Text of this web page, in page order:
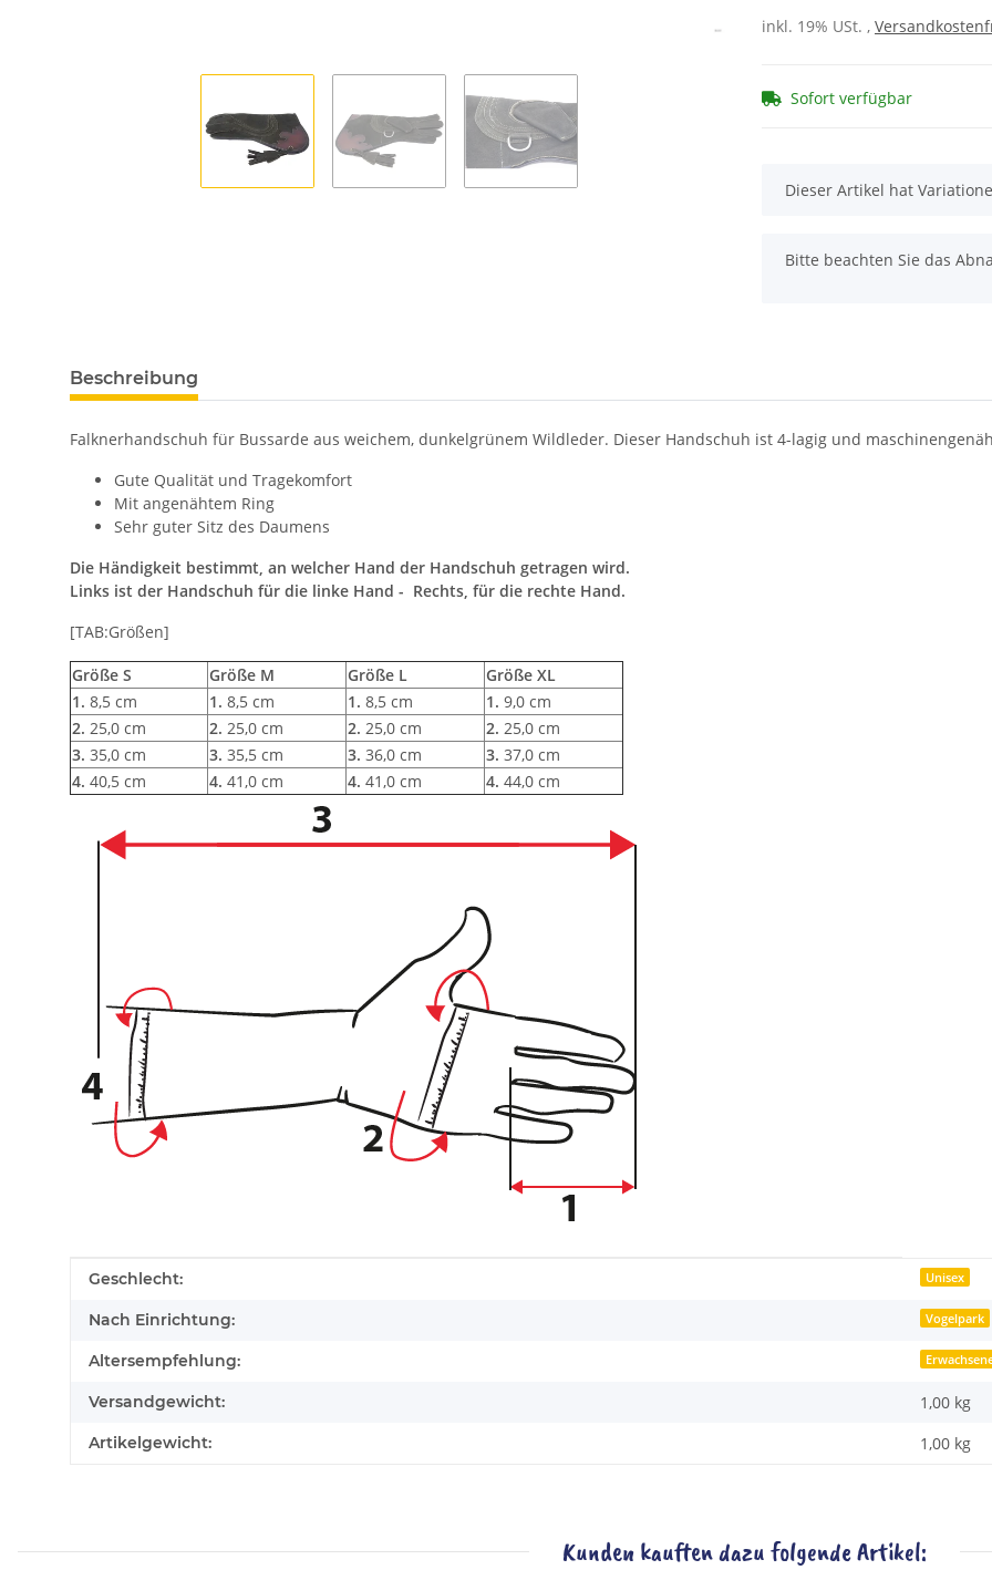
inkl. 19% USt. ,
Sofort verfügbar
x
Dieser Artikel hat
x
Bitte beachten Sie das
Beschreibung
Falknerhandschuh für Bussarde aus weichem, dunkelgrünem Wildleder. Dieser Handschuh ist 4-lagig und
Gute Qualität und Tragekomfort
Mit angenähtem Ring
Sehr guter Sitz des Daumens
Die Händigkeit bestimmt, an welcher Hand der Handschuh getragen wird.
Links ist der Handschuh für die linke Hand - Rechts, für die rechte Hand.
[TAB:Größen]
Größe S Größe M Größe L
Größe XL
1. 8,5 cm 1. 8,5 cm 1. 8,5 cm 1. 9,0 cm
2. 25,0 cm 2. 25,0 cm 2. 25,0 cm 2. 25,0 cm
3. 35,0 cm 3. 35,5 cm 3. 36,0 cm 3. 37,0 cm
4. 40,5 cm 4. 41,0 cm 4. 41,0 cm 4. 44,0 cm
Produkteigenschaft
Wert
Geschlecht: Unisex
Nach Einrichtung: Vogelpark
Altersempfehlung:
Versandgewicht: 1,00 kg
Artikelgewicht: 1,00 kg
Kunden kauften dazu folgende Artikel: